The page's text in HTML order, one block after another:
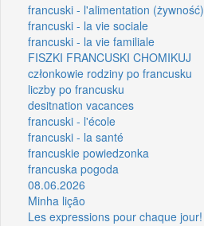
francuski - l'alimentation (żywność)
francuski - la vie sociale
francuski - la vie familiale
FISZKI FRANCUSKI CHOMIKUJ
członkowie rodziny po francusku
liczby po francusku
desitnation vacances
francuski - l'école
francuski - la santé
francuskie powiedzonka
francuska pogoda
08.06.2026
Minha lição
Les expressions pour chaque jour!